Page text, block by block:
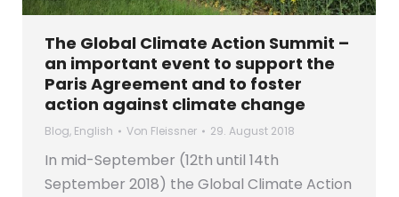
The Global Climate Action Summit –
an important event to support the
Paris Agreement and to foster
action against climate change
Blog, English Von Fleissner 29. August 2018
In mid-September (12th until 14th
September 2018) the Global Climate Action